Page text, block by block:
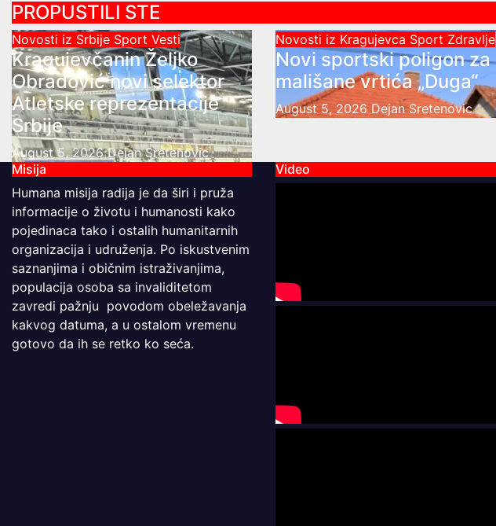
PROPUSTILI STE
Novosti iz Srbije Sport Vesti
Kragujevčanin Željko
Obradović novi selektor
Atletske reprezentacije
Srbije
August 5, 2026Dejan Sretenovic
Novosti iz Kragujevca Sport Zdravlje
Novi sportski poligon za
mališane vrtića „Duga“
August 5, 2026Dejan Sretenovic
Misija
Humana misija radija je da širi i pruža
informacije o životu i humanosti kako
pojedinaca tako i ostalih humanitarnih
organizacija i udruženja. Po iskustvenim
saznanjima i običnim istraživanjima,
populacija osoba sa invaliditetom
zavredi pažnju povodom obeležavanja
kakvog datuma, a u ostalom vremenu
gotovo da ih se retko ko seća.
Video